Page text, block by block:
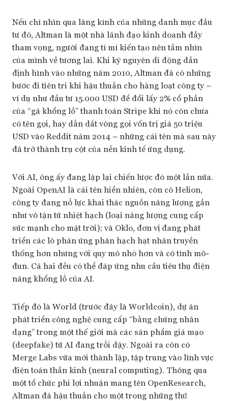
Nếu chỉ nhìn qua lăng kính của những danh mục đầu
tư đó, Altman là một nhà lãnh đạo kinh doanh đầy
tham vọng, người đang tỉ mỉ kiến tạo nên tầm nhìn
của mình về tương lai. Khi kỷ nguyên di động dần
định hình vào những năm 2010, Altman đã có những
bước đi tiên tri khi hậu thuẫn cho hàng loạt công ty –
ví dụ như đầu tư 15.000 USD để đổi lấy 2% cổ phần
của “gã khổng lồ” thanh toán Stripe khi nó còn chưa
có tên gọi, hay dẫn dắt vòng gọi vốn trị giá 50 triệu
USD vào Reddit năm 2014 – những cái tên mà sau này
đã trở thành trụ cột của nền kinh tế ứng dụng.
Với AI, ông ấy đang lặp lại chiến lược đó một lần nữa.
Ngoài OpenAI là cái tên hiển nhiên, còn có Helion,
công ty đang nỗ lực khai thác nguồn năng lượng gần
như vô tận từ nhiệt hạch (loại năng lượng cung cấp
sức mạnh cho mặt trời); và Oklo, đơn vị đang phát
triển các lò phản ứng phân hạch hạt nhân truyền
thống hơn nhưng với quy mô nhỏ hơn và có tính mô-
đun. Cả hai đều có thể đáp ứng nhu cầu tiêu thụ điện
năng khổng lồ của AI.
Tiếp đó là World (trước đây là Worldcoin), dự án
phát triển công nghệ cung cấp “bằng chứng nhân
dạng” trong một thế giới mà các sản phẩm giả mạo
(deepfake) từ AI đang trỗi dậy. Ngoài ra còn có
Merge Labs vừa mới thành lập, tập trung vào lĩnh vực
điện toán thần kinh (neural computing). Thông qua
một tổ chức phi lợi nhuận mang tên OpenResearch,
Altman đã hậu thuẫn cho một trong những thử